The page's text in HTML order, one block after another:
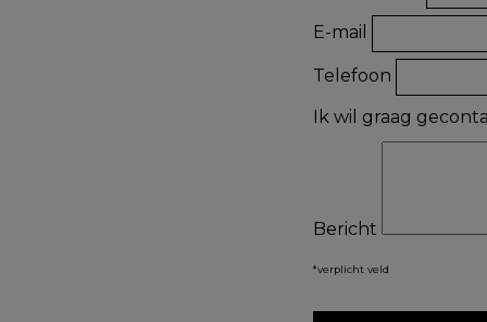
E-mail
Telefoon
Ik wil graag
Bericht
*verplicht veld